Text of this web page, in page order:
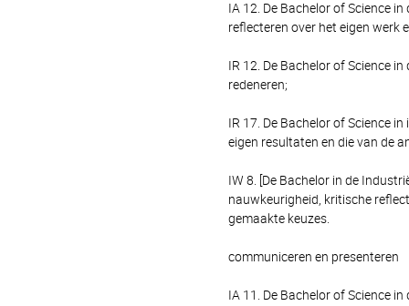
IA 12. De Bachelor of Science
reflecteren over het eigen werk
IR 12. De Bachelor of Science
redeneren;
IR 17. De Bachelor of Science
eigen resultaten en die van de
IW 8. [De Bachelor in de
nauwkeurigheid, kritische
gemaakte keuzes.
communiceren en presenteren
IA 11. De Bachelor of Science